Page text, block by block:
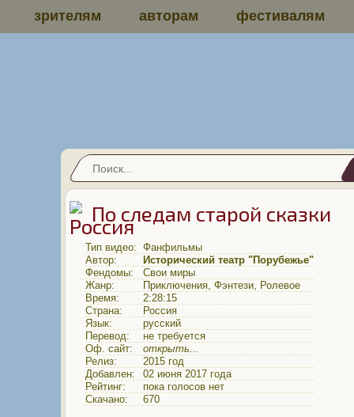
зрителям авторам фестивалям
По следам старой сказки
Тип видео: Фанфильмы
Автор:
Исторический театр "Порубежье"
Фендомы:
Свои миры
Жанр:
Приключения, Фэнтези, Ролевое
Время:
2:28:15
Страна:
Россия
Язык:
русский
Перевод:
не требуется
Оф. сайт:
открыть...
Релиз:
2015 год
Добавлен:
02 июня 2017 года
Рейтинг:
пока голосов нет
Скачано:
670